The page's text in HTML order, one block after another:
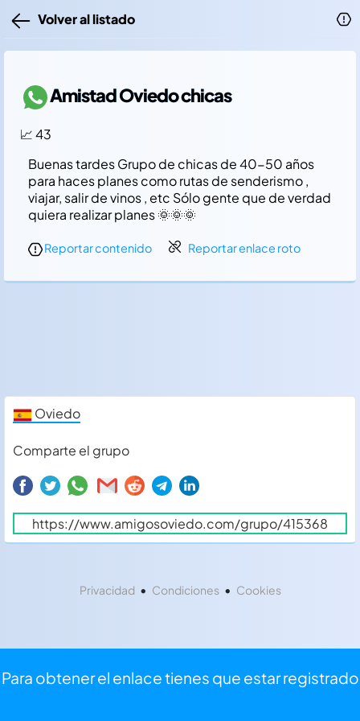
Volver al listado
Amistad Oviedo chicas
📈 43
Buenas tardes Grupo de chicas de 40-50 años
para haces planes como rutas de senderismo ,
viajar, salir de vinos , etc Sólo gente que de verdad
quiera realizar planes 🌞🌞🌞
Para obtener el enlace tienes que estar registrado
Reportar contenido Reportar enlace roto
Oviedo
Comparte el grupo
Privacidad• Condiciones• Cookies